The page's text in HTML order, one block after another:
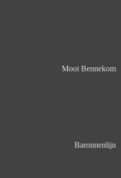
Mooi Bennekom
Baronnenlijn